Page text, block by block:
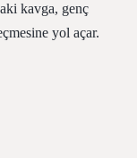
kavga, genç
yol açar.